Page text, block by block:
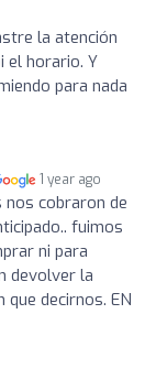
la atención
el horario. Y
para nada
1 year ago
cobraron de
fuimos
ni para
devolver la
decirnos. EN